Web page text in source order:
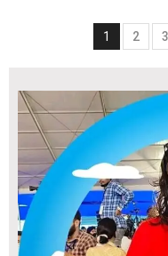
Posts
1 2 3